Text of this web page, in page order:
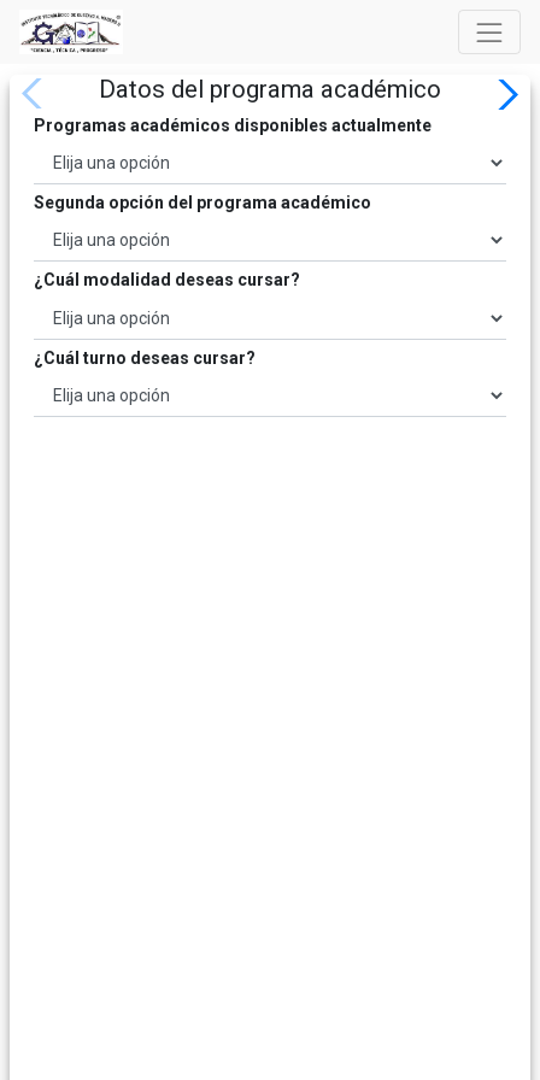
Datos del programa académico
Programas académicos disponibles actualmente
Segunda opción del programa académico
¿Cuál modalidad deseas cursar?
¿Cuál turno deseas cursar?